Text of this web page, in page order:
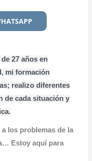
27 años en
mi formación
realizo diferentes
de cada situación y
los problemas de la
Estoy aquí para